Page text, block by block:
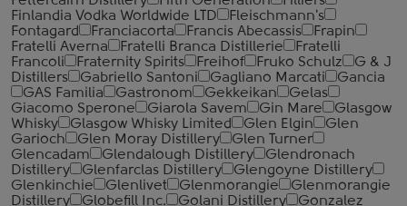
Finlandia Vodka Worldwide LTD
Fleischmann's
Fontagard
Franciacorta Francis Abecassis
Frapin
Fratelli Averna
Fratelli Branca Distillerie
Fratelli
‎Francoli
Fraternity Spirits Freihof Fruko Schulz
G & J
Distillers
Gabriello Santoni Gagliano Marcati
Gancia
GAS Familia
Gastronom Gekkeikan
Gelas
Giacomo Sperone
Giarola Savem Gin Mare
Glasgow
Whisky
Glasgow Whisky Limited Glen Elgin
Glen
Garioch
Glen Moray Distillery
Glen Turner
Glencadam
Glendalough Distillery
Glendronach
Distillery
Glenfarclas Distillery
Glengoyne Distillery
Glenkinchie
Glenlivet Glenmorangie
Glenmorangie
Distillery
Globefill Inc. Golani Distillery
Gonzalez